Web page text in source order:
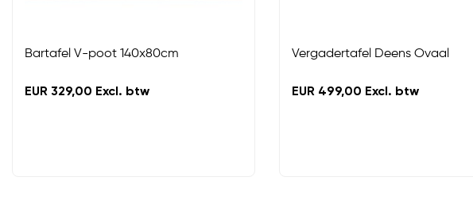
Bartafel V-poot 140x80cm
EUR 329,00 Excl. btw
Vergadertafel Deens Ovaal
EUR 499,00 Excl. btw